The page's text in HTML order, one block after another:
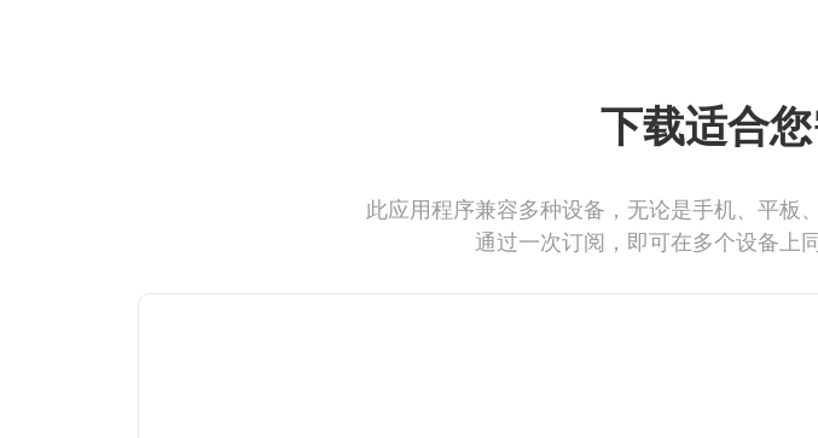
下载适合
此应用程序兼容多种设备，无论是手机、平板
通过一次订阅，即可在多个设备上